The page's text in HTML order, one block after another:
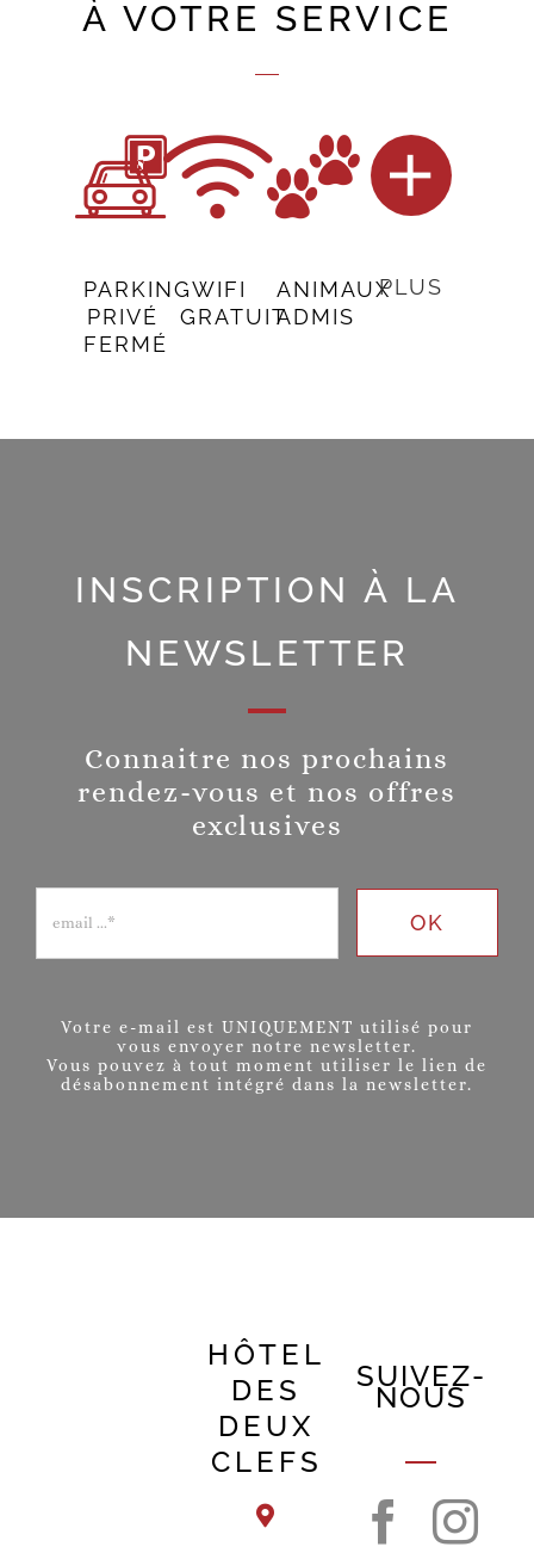
À VOTRE SERVICE
PARKING
PRIVÉ
FERMÉ
WIFI
GRATUIT
ANIMAUX
ADMIS
PLUS
INSCRIPTION À LA
NEWSLETTER
Connaitre nos prochains
rendez-vous et nos offres
exclusives
OK
Votre e-mail est UNIQUEMENT utilisé pour
vous envoyer notre newsletter.
Vous pouvez à tout moment utiliser le lien de
désabonnement intégré dans la newsletter.
HÔTEL
DES
DEUX
CLEFS
SUIVEZ-
NOUS